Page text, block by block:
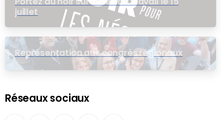
juillet
Représentation aux congrès régionaux
Réseaux sociaux